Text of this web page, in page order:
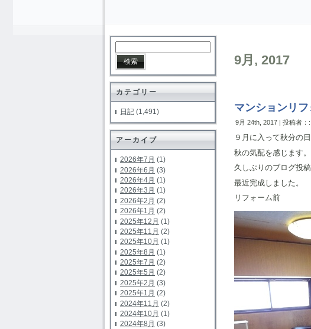
カテゴリー
日記 (1,491)
アーカイブ
2026年7月 (1)
2026年6月 (3)
2026年4月 (1)
2026年3月 (1)
2026年2月 (2)
2026年1月 (2)
2025年12月 (1)
2025年11月 (2)
2025年10月 (1)
2025年8月 (1)
2025年7月 (2)
2025年5月 (2)
2025年2月 (3)
2025年1月 (2)
2024年11月 (2)
2024年10月 (1)
2024年8月 (3)
9月, 2017
マンションリ
9月 24th, 2017 | 投稿者：:
９月に入って秋分の
秋の気配を感じます
久しぶりのブログ投
最近完成しました。
リフォーム前